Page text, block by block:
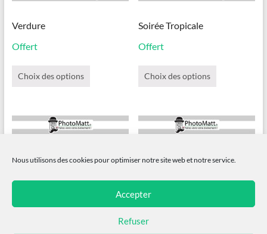
Nous utilisons des cookies pour optimiser notre site web et notre service.
Accepter
Refuser
Verdure
Offert
Choix des options
Les
options
être
sur
page
Soirée Tropicale
Offert
Choix des options
Les
options
être
sur
page